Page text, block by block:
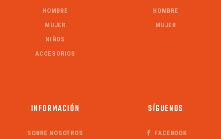
HOMBRE
MUJER
NIÑOS
ACCESORIOS
HOMBRE
MUJER
INFORMACIÓN
SOBRE NOSOTROS
SÍGUENOS
FACEBOOK